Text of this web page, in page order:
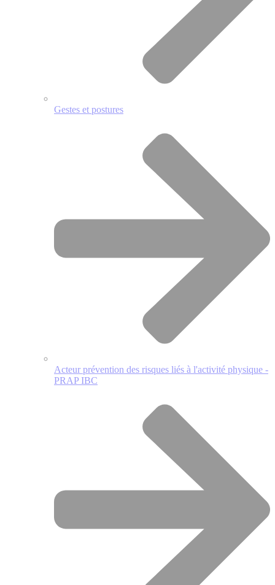
Gestes et postures
Acteur prévention des risques liés à l'activité physique -
PRAP IBC